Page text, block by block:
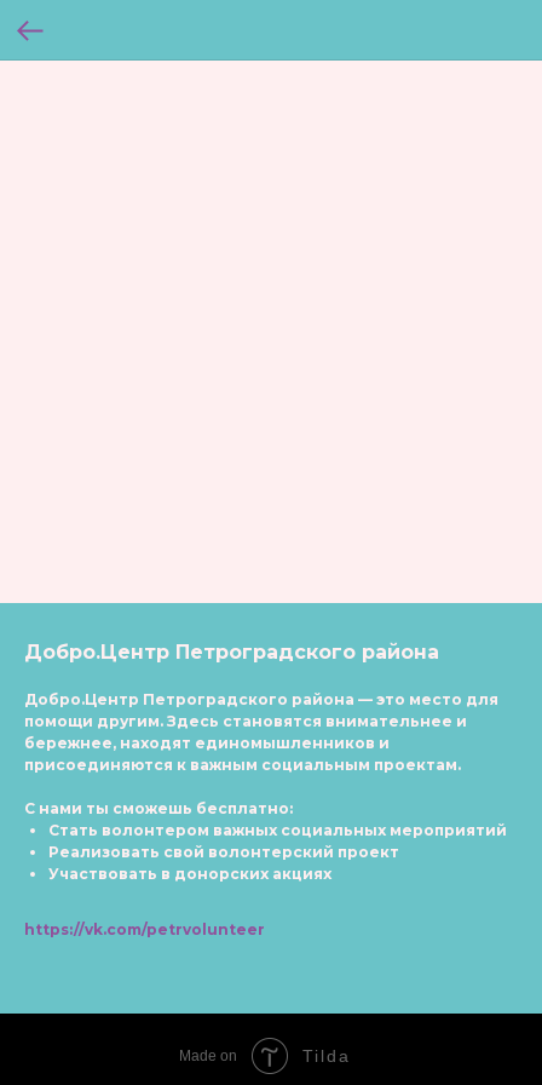
Добро.Центр Петроградского района
Добро.Центр Петроградского района — это место для
помощи другим. Здесь становятся внимательнее и
бережнее, находят единомышленников и
присоединяются к важным социальным проектам.
С нами ты сможешь бесплатно:
Стать волонтером важных социальных мероприятий
Реализовать свой волонтерский проект
Участвовать в донорских акциях
https://vk.com/petrvolunteer
Made on Tilda